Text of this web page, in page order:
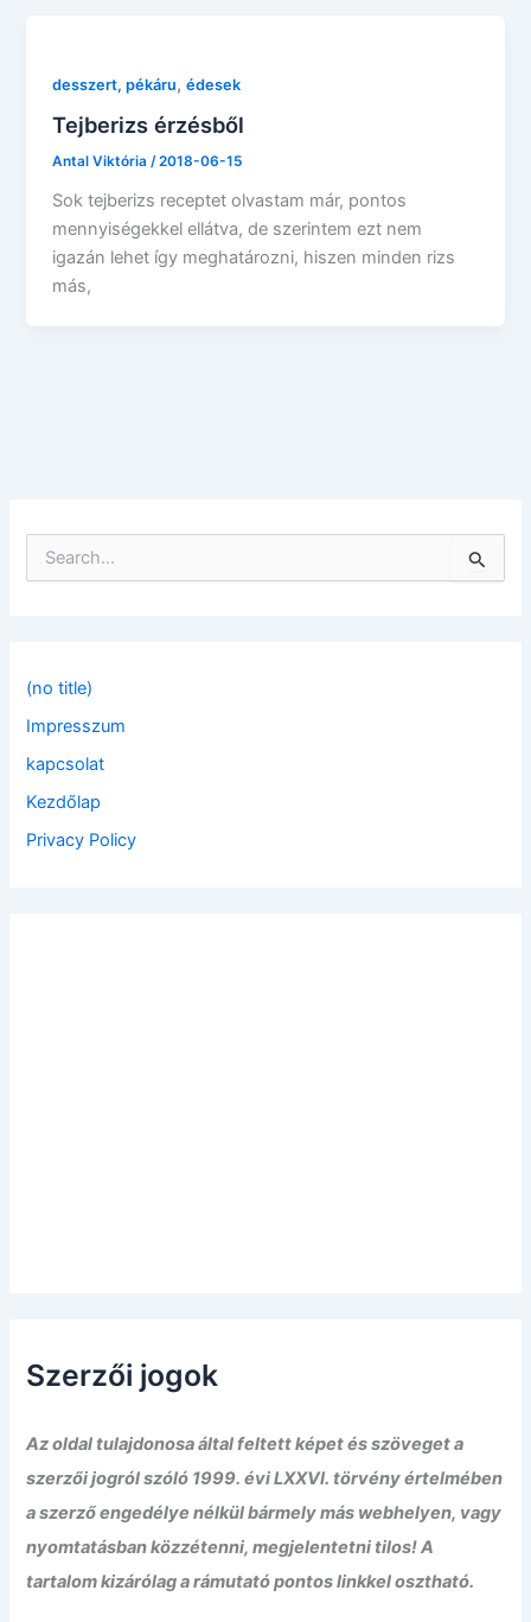
desszert, pékáru,édesek
Tejberizs érzésből
Antal Viktória/2018-06-15
Sok tejberizs receptet olvastam már, pontos
mennyiségekkel ellátva, de szerintem ezt nem
igazán lehet így meghatározni, hiszen minden rizs
más,
f
r
:
(no title)
Impresszum
kapcsolat
Kezdőlap
Privacy Policy
Szerzői jogok
Az oldal tulajdonosa által feltett képet és szöveget a
szerzői jogról szóló 1999. évi LXXVI. törvény értelmében
a szerző engedélye nélkül bármely más webhelyen, vagy
nyomtatásban közzétenni, megjelentetni tilos! A
tartalom kizárólag a rámutató pontos linkkel osztható.